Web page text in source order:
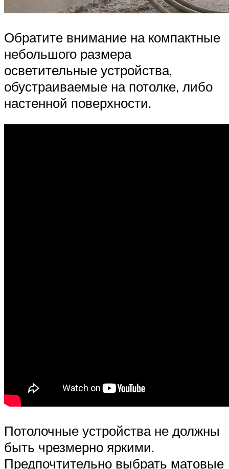
Обратите внимание на компактные
небольшого размера
осветительные устройства,
обустраиваемые на потолке, либо
настенной поверхности.
Потолочные устройства не должны
быть чрезмерно яркими.
Предпочтительно выбрать матовые